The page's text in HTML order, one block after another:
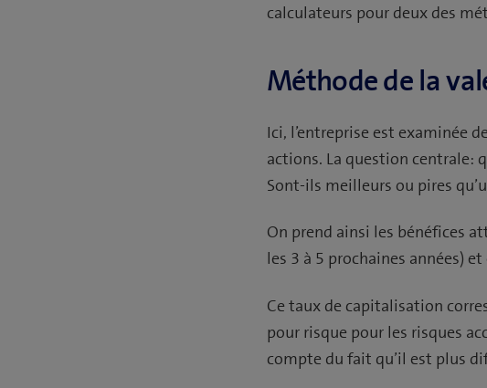
calculateurs pour deux des
Méthode de la
Ici, l’entreprise est examinée
actions. La question centrale:
Sont-ils meilleurs ou pires
On prend ainsi les bénéfices
les 3 à 5 prochaines années)
Ce taux de capitalisation
pour risque pour les risques
compte du fait qu’il est plus